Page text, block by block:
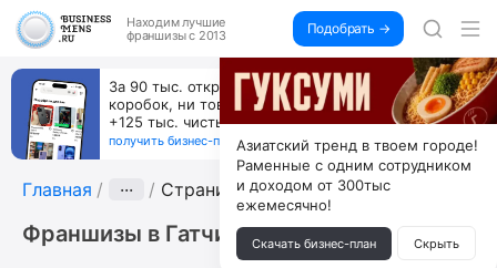
Находим лучшие
франшизы с 2013
Подобрать →
Пока все учатся пользоваться ИИ, вы можете
зарабатывать на их обучении по 500 тыс. каждый
месяц
получить бизнес-план ↓
Главная ··· Страница 4
Франшизы в Гатчине
Азиатский тренд в твоем городе!
Раменные с одним сотрудником
и доходом от 300тыс
ежемесячно!
Скачать бизнес-план Скрыть